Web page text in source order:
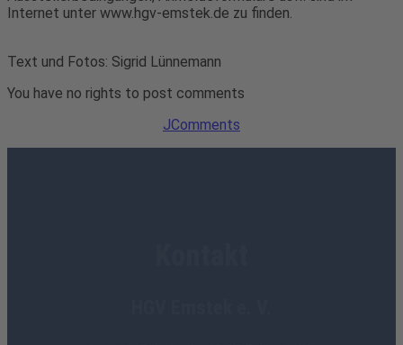
Internet unter www.hgv-emstek.de zu finden.
Text und Fotos: Sigrid Lünnemann
You have no rights to post comments
JComments